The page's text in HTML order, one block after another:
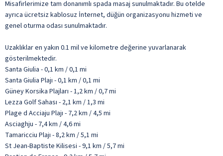
Misafirlerimize tam donanımlı spada masaj sunulmaktadır. Bu otelde
ayrıca ücretsiz kablosuz İnternet, düğün organizasyonu hizmeti ve
genel oturma odası sunulmaktadır.
Uzaklıklar en yakın 0.1 mil ve kilometre değerine yuvarlanarak
gösterilmektedir.
Santa Giulia - 0,1 km / 0,1 mi
Santa Giulia Plajı - 0,1 km / 0,1 mi
Güney Korsika Plajları - 1,2 km / 0,7 mi
Lezza Golf Sahası - 2,1 km / 1,3 mi
Plage d Acciaju Plajı - 7,2 km / 4,5 mi
Asciaghju - 7,4 km / 4,6 mi
Tamaricciu Plajı - 8,2 km / 5,1 mi
St Jean-Baptiste Kilisesi - 9,1 km / 5,7 mi